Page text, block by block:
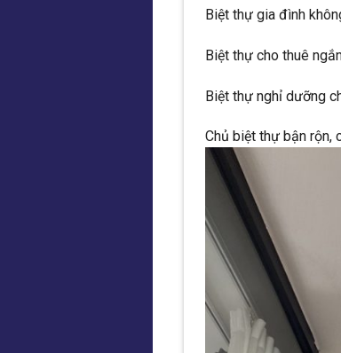
Biệt thự gia đình
Biệt thự cho thuê
Biệt thự nghỉ dưỡng
Chủ biệt thự bận rộn,